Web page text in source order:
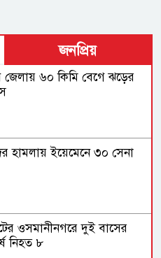
জনপ্রিয়
জেলায় ৬০ কিমি বেগে ঝড়ের
হামলায় ইয়েমেনে ৩০ সেনা
ওসমানীনগরে দুই বাসের
নিহত ৮